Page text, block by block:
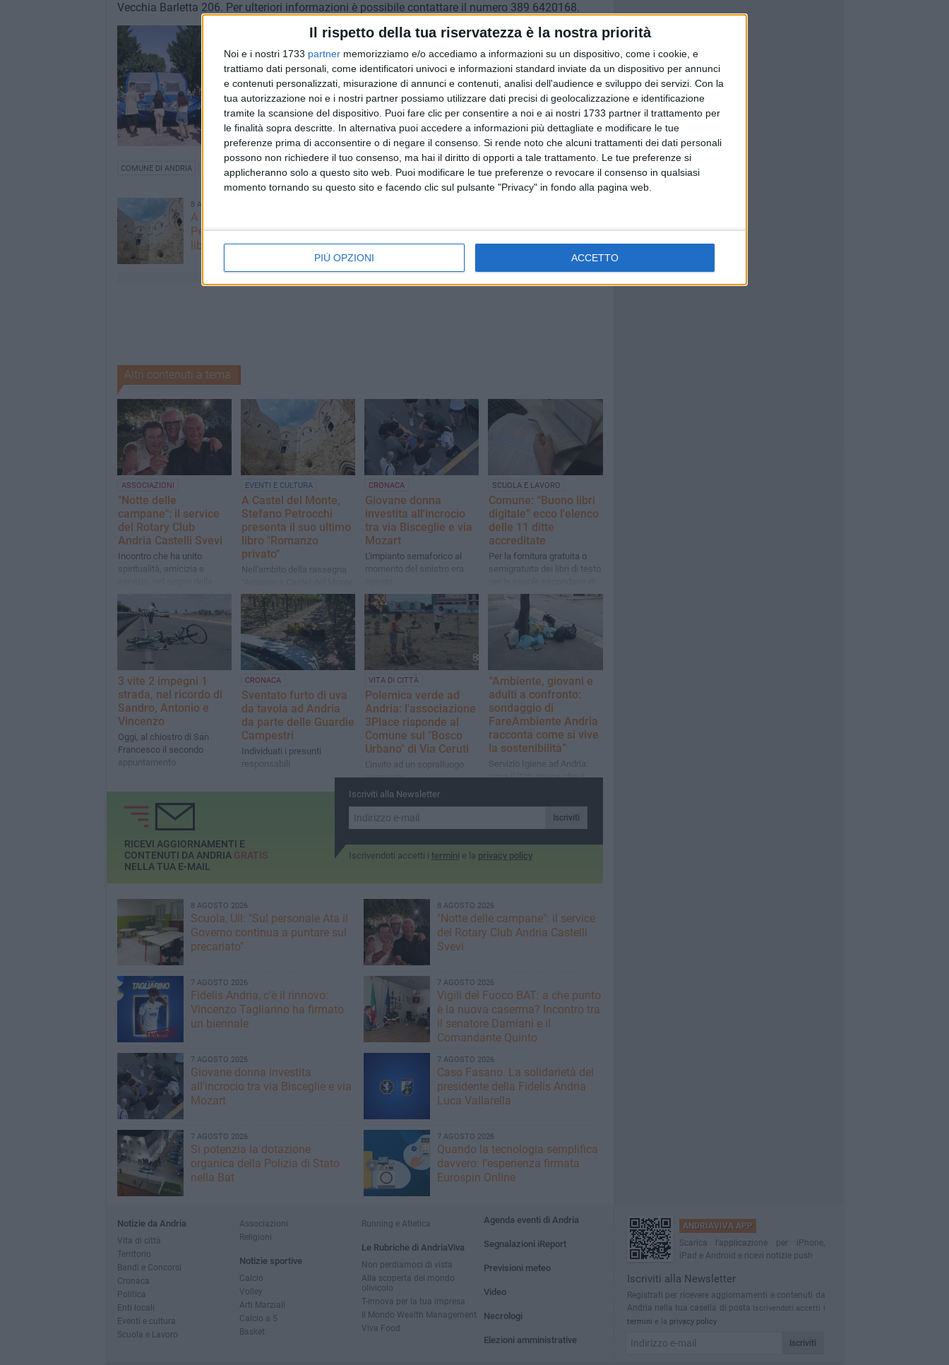
Il rispetto della tua riservatezza è la nostra priorità
Noi e i nostri 1733 partner memorizziamo e/o accediamo a informazioni su un dispositivo, come i cookie, e
trattiamo dati personali, come identificatori univoci e informazioni standard inviate da un dispositivo per annunci
e contenuti personalizzati, misurazione di annunci e contenuti, analisi dell'audience e sviluppo dei servizi. Con la
tua autorizzazione noi e i nostri partner possiamo utilizzare dati precisi di geolocalizzazione e identificazione
tramite la scansione del dispositivo. Puoi fare clic per consentire a noi e ai nostri 1733 partner il trattamento per
le finalità sopra descritte. In alternativa puoi accedere a informazioni più dettagliate e modificare le tue
preferenze prima di acconsentire o di negare il consenso. Si rende noto che alcuni trattamenti dei dati personali
possono non richiedere il tuo consenso, ma hai il diritto di opporti a tale trattamento. Le tue preferenze si
applicheranno solo a questo sito web. Puoi modificare le tue preferenze o revocare il consenso in qualsiasi
momento tornando su questo sito e facendo clic sul pulsante "Privacy" in fondo alla pagina web.
PIÙ OPZIONI ACCETTO
Vecchia Barletta 206. Per ulteriori informazioni è possibile contattare il numero 389 6420168.
COMUNE DI ANDRIA MISERICORDIA ANDRIA MONTEGROSSO
8 AGOSTO 2026
A Castel del Monte, Stefano
Petrocchi presenta il suo ultimo
libro "Romanzo privato"
ginocchio l'agricoltura pugliese
Altri contenuti a tema
ASSOCIAZIONI
"Notte delle
campane": il service
del Rotary Club
Andria Castelli Svevi
Incontro che ha unito
spiritualità, amicizia e
della famiglia rotariana
EVENTI E CULTURA
A Castel del Monte,
Stefano Petrocchi
presenta il suo ultimo
libro "Romanzo
privato"
Nell'ambito della rassegna
– Storie di Stelle"
CRONACA
Giovane donna
investita all'incrocio
tra via Bisceglie e via
Mozart
L'impianto semaforico al
momento del sinistro era
SCUOLA E LAVORO
Comune: “Buono libri
digitale” ecco l'elenco
delle 11 ditte
accreditate
Per la fornitura gratuita o
semigratuita dei libri di testo
1° e di 2° grado A.S.
3 vite 2 impegni 1
strada, nel ricordo di
Sandro, Antonio e
Vincenzo
Oggi, al chiostro di San
Francesco il secondo
appuntamento
CRONACA
Sventato furto di uva
da tavola ad Andria
da parte delle Guardie
Campestri
Individuati i presunti
responsabili
VITA DI CITTÀ
Polemica verde ad
Andria: l'associazione
3Place risponde al
Comune sul "Bosco
Urbano" di Via Ceruti
L'invito ad un sopralluogo
congiunto
“Ambiente, giovani e
adulti a confronto:
sondaggio di
FareAmbiente Andria
racconta come si vive
la sostenibilità”
Servizio Igiene ad Andria:
circa il 72% ritiene che il
Iscriviti alla Newsletter
Iscriviti
Iscrivendoti accetti i termini e la privacy policy
RICEVI AGGIORNAMENTI E
CONTENUTI DA ANDRIA GRATIS
NELLA TUA E-MAIL
8 AGOSTO 2026
Scuola, Uil: "Sul personale Ata il
Governo continua a puntare sul
precariato"
8 AGOSTO 2026
"Notte delle campane": il service
del Rotary Club Andria Castelli
Svevi
7 AGOSTO 2026
Fidelis Andria, c'è il rinnovo:
Vincenzo Tagliarino ha firmato
un biennale
7 AGOSTO 2026
​Vigili del Fuoco BAT: a che punto
è la nuova caserma? Incontro tra
il senatore Damiani e il
Comandante Quinto
7 AGOSTO 2026
Giovane donna investita
all'incrocio tra via Bisceglie e via
Mozart
7 AGOSTO 2026
Caso Fasano. La solidarietà del
presidente della Fidelis Andria
Luca Vallarella
7 AGOSTO 2026
Si potenzia la dotazione
organica della Polizia di Stato
nella Bat
7 AGOSTO 2026
Quando la tecnologia semplifica
davvero: l’esperienza firmata
Eurospin Online
Notizie da Andria
Vita di città
Territorio
Bandi e Concorsi
Cronaca
Politica
Enti locali
Eventi e cultura
Scuola e Lavoro
Associazioni
Religioni
Notizie sportive
Calcio
Volley
Arti Marziali
Calcio a 5
Basket
Running e Atletica
Le Rubriche di AndriaViva
Non perdiamoci di vista
Alla scoperta del mondo
olivicolo
T-innova per la tua impresa
Il Mondo Wealth Management
Viva Food
Agenda eventi di Andria
Segnalazioni iReport
Previsioni meteo
Video
Necrologi
Elezioni amministrative
ANDRIAVIVA APP
Scarica l'applicazione per iPhone,
iPad e Android e ricevi notizie push
Iscriviti alla Newsletter
Registrati per ricevere aggiornamenti e contenuti da
Andria nella tua casella di posta Iscrivendoti accetti i
termini e la privacy policy
Iscriviti